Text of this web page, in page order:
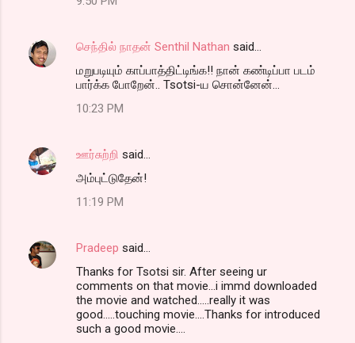
செந்தில் நாதன் Senthil Nathan said…
மறுபடியும் காப்பாத்திட்டிங்க!! நான் கண்டிப்பா படம்
பார்க்க போறேன்.. Tsotsi-ய சொன்னேன்...
10:23 PM
ஊர்சுற்றி said…
அம்புட்டுதேன்!
11:19 PM
Pradeep said…
Thanks for Tsotsi sir. After seeing ur
comments on that movie...i immd downloaded
the movie and watched.....really it was
good.....touching movie....Thanks for introduced
such a good movie....